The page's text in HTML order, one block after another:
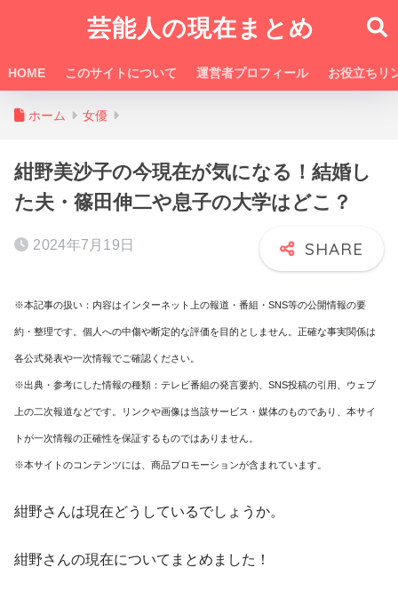
芸能人の現在まとめ
HOME このサイトについて 運営者プロフィール お役立ちリ
ホーム 女優
紺野美沙子の今現在が気になる！結婚し
た夫・篠田伸二や息子の大学はどこ？
2024年7月19日
※本記事の扱い：内容はインターネット上の報道・番組・SNS等の公開情報の要
約・整理です。個人への中傷や断定的な評価を目的としません。正確な事実関係は
各公式発表や一次情報でご確認ください。
※出典・参考にした情報の種類：テレビ番組の発言要約、SNS投稿の引用、ウェブ
上の二次報道などです。リンクや画像は当該サービス・媒体のものであり、本サイ
トが一次情報の正確性を保証するものではありません。
※本サイトのコンテンツには、商品プロモーションが含まれています。
紺野さんは現在どうしているでしょうか。
紺野さんの現在についてまとめました！